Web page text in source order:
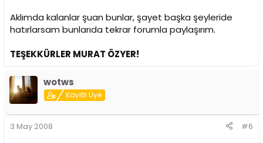
Aklımda kalanlar şuan bunlar, şayet başka şeyleride
hatırlarsam bunlarıda tekrar forumla paylaşırım.
TEŞEKKÜRLER MURAT ÖZYER!
wotws
Kayıtlı Üye
3 May 2008 #6